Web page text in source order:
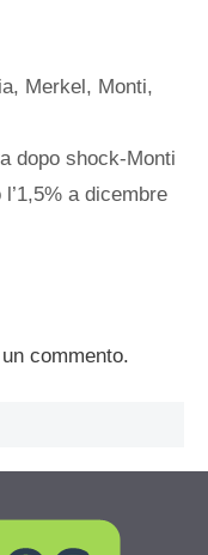
, Merkel , Monti,
dopo shock-Monti
a dicembre
commento.